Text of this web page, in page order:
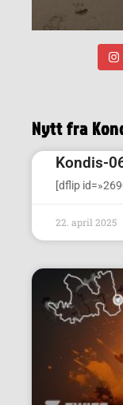
Nytt fra
Kondis-
[dflip
22. april 2025